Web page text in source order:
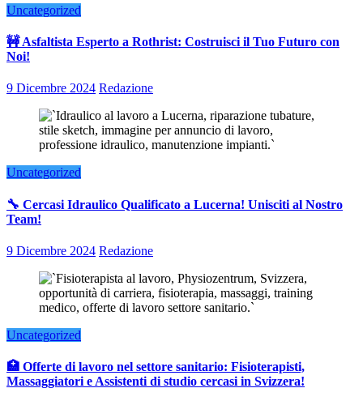
Uncategorized
🚧 Asfaltista Esperto a Rothrist: Costruisci il Tuo Futuro con
Noi!
9 Dicembre 2024 Redazione
Uncategorized
🔧 Cercasi Idraulico Qualificato a Lucerna! Unisciti al Nostro
Team!
9 Dicembre 2024 Redazione
Uncategorized
🏥 Offerte di lavoro nel settore sanitario: Fisioterapisti,
Massaggiatori e Assistenti di studio cercasi in Svizzera!